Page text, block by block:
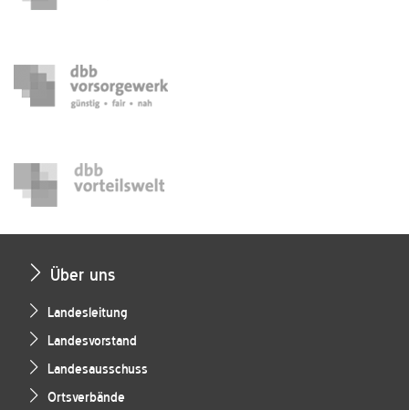
Über uns
Landesleitung
Landesvorstand
Landesausschuss
Ortsverbände